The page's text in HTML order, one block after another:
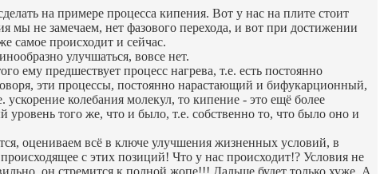
на примере процесса кипения. Вот у нас на плите стоит
мы не замечаем, нет фазового перехода, и вот при достижении
самое происходит и сейчас.
улучшаться, вовсе нет.
ему предшествует процесс нагрева, т.е. есть постоянно
эти процессы, постоянно нарастающий и бифукарционный,
колебания молекул, то кипение - это ещё более
того же, что и было, т.е. собственно то, что было оно и
оцениваем всё в ключе улучшения жизненных условий, в
с этих позиций! Что у нас происходит!? Условия не
он стремится к полной жопе!!! Дальше будет только хуже. А